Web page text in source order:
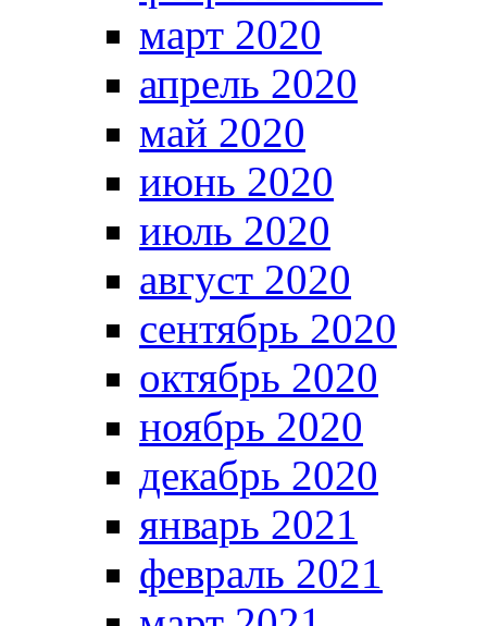
март 2020
апрель 2020
май 2020
июнь 2020
июль 2020
август 2020
сентябрь 2020
октябрь 2020
ноябрь 2020
декабрь 2020
январь 2021
февраль 2021